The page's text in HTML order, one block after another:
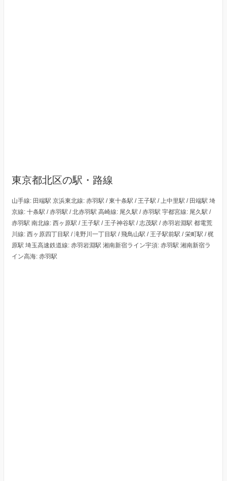
東京都北区の駅・路線
山手線: 田端駅 京浜東北線: 赤羽駅 / 東十条駅 / 王子駅 / 上中里駅 / 田端駅 埼
京線: 十条駅 / 赤羽駅 / 北赤羽駅 高崎線: 尾久駅 / 赤羽駅 宇都宮線: 尾久駅 /
赤羽駅 南北線: 西ヶ原駅 / 王子駅 / 王子神谷駅 / 志茂駅 / 赤羽岩淵駅 都電荒
川線: 西ヶ原四丁目駅 / 滝野川一丁目駅 / 飛鳥山駅 / 王子駅前駅 / 栄町駅 / 梶
原駅 埼玉高速鉄道線: 赤羽岩淵駅 湘南新宿ライン宇須: 赤羽駅 湘南新宿ラ
イン高海: 赤羽駅